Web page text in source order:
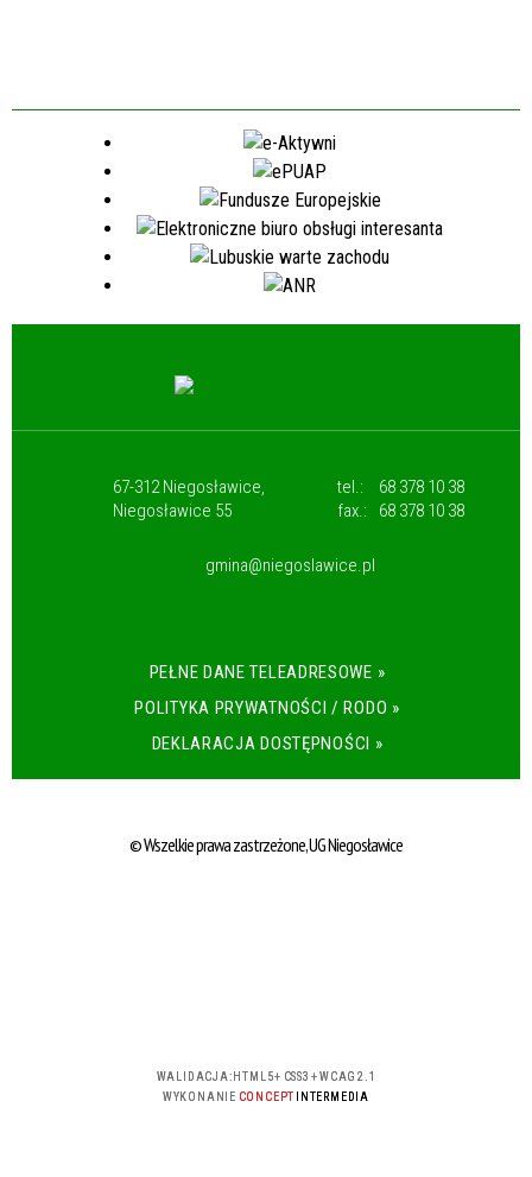
67-312 Niegosławice,
Niegosławice 55
tel.:
68 378 10 38
fax.:
68 378 10 38
gmina@niegoslawice.pl
PEŁNE DANE TELEADRESOWE »
POLITYKA PRYWATNOŚCI / RODO »
DEKLARACJA DOSTĘPNOŚCI »
© Wszelkie prawa zastrzeżone, UG Niegosławice
WALIDACJA: HTML5+ CSS3 +WCAG 2.1
WYKONANIE CONCEPT INTERMEDIA